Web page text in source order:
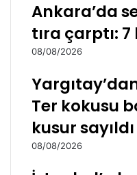
Ankara’da
tıra çarptı:
08/08/2026
Ter kokusu
kusur sayıldı
08/08/2026